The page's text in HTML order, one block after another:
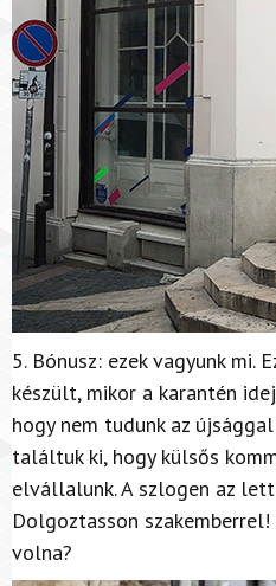
5. Bónusz: ezek vagyunk mi.
készült, mikor a karantén
hogy nem tudunk az
találtuk ki, hogy külsős
elvállalunk. A szlogen az
Dolgoztasson
volna?